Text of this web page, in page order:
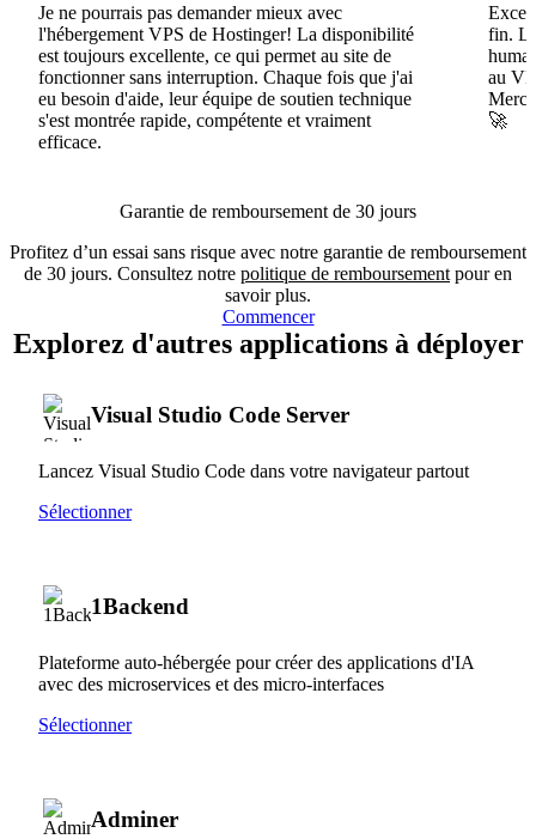
Je ne pourrais pas demander mieux avec
l'hébergement VPS de Hostinger! La disponibilité
est toujours excellente, ce qui permet au site de
fonctionner sans interruption. Chaque fois que j'ai
eu besoin d'aide, leur équipe de soutien technique
s'est montrée rapide, compétente et vraiment
efficace.
fin.
au
Merci
🚀
Garantie de remboursement de 30 jours
Profitez d’un essai sans risque avec notre garantie de remboursement
de 30 jours. Consultez notre politique de remboursement pour en
savoir plus.
Commencer
Explorez d'autres applications à déployer
Visual Studio Code Server
Lancez Visual Studio Code dans votre navigateur partout
Sélectionner
1Backend
Plateforme auto-hébergée pour créer des applications d'IA
avec des microservices et des micro-interfaces
Sélectionner
Adminer